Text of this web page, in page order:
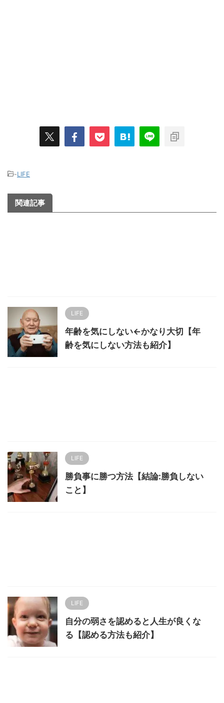
-LIFE
関連記事
LIFE
年齢を気にしない←かなり大切【年
齢を気にしない方法も紹介】
LIFE
勝負事に勝つ方法【結論:勝負しない
こと】
LIFE
自分の弱さを認めると人生が良くな
る【認める方法も紹介】